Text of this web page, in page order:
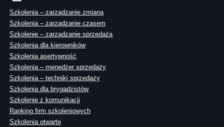
Szkolenia – zarządzanie zmianą
Szkolenia – zarządzanie czasem
Szkolenie – zarządzanie sprzedażą
Szkolenia dla kierowników
Szkolenia asertywność
Szkolenia – menedżer sprzedaży
Szkolenia – techniki sprzedaży
Szkolenia dla brygadzistów
Szkolenie z komunikacji
Ranking firm szkoleniowych
Szkolenia otwarte